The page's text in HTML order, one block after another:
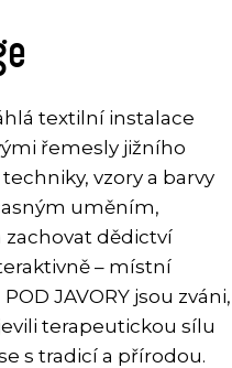
textilní instalace
řemesly jižního
vzory a barvy
uměním,
zachovat dědictví
– místní
JAVORY jsou zváni,
terapeutickou sílu
s tradicí a přírodou.